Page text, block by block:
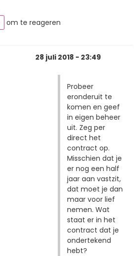
om te reageren
28 juli 2018 - 23:49
Probeer
eronderuit te
komen en geef
in eigen beheer
uit. Zeg per
direct het
contract op.
Misschien dat je
er nog een half
jaar aan vastzit,
dat moet je dan
maar voor lief
nemen. Wat
staat er in het
contract dat je
ondertekend
hebt?